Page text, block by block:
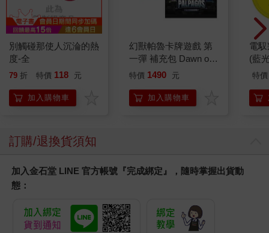
別觸碰那使人沉淪的熱
度-全
79 折 特價 118 元
加入購物車
幻獸帕魯卡牌遊戲 第
一彈 補充包 Dawn of
Palpagos（日文版一
特價 1490 元
加入購物車
電
(藍
特價
訂購/退換貨須知
加入金石堂 LINE 官方帳號『完成綁定』，隨時掌握出貨動
態：